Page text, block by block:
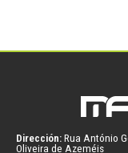
Dirección: Rua António
Oliveira de Azeméis